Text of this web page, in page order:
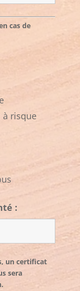
cas de
à risque
:
un certificat
sera